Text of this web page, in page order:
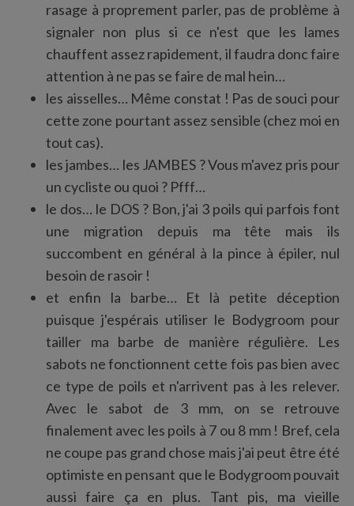
rasage à proprement parler, pas de problème à
signaler non plus si ce n'est que les lames
chauffent assez rapidement, il faudra donc faire
attention à ne pas se faire de mal hein…
les aisselles… Même constat ! Pas de souci pour
cette zone pourtant assez sensible (chez moi en
tout cas).
les jambes… les JAMBES ? Vous m'avez pris pour
un cycliste ou quoi ? Pfff…
le dos… le DOS ? Bon, j'ai 3 poils qui parfois font
une migration depuis ma tête mais ils
succombent en général à la pince à épiler, nul
besoin de rasoir !
et enfin la barbe… Et là petite déception
puisque j'espérais utiliser le Bodygroom pour
tailler ma barbe de manière régulière. Les
sabots ne fonctionnent cette fois pas bien avec
ce type de poils et n'arrivent pas à les relever.
Avec le sabot de 3 mm, on se retrouve
finalement avec les poils à 7 ou 8 mm ! Bref, cela
ne coupe pas grand chose mais j'ai peut être été
optimiste en pensant que le Bodygroom pouvait
aussi faire ça en plus. Tant pis, ma vieille